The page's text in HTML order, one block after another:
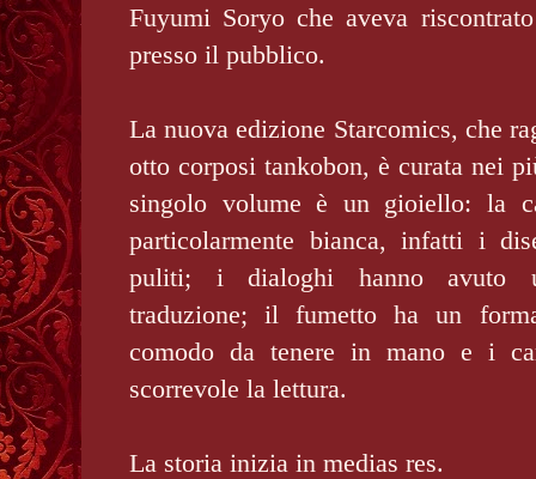
Fuyumi Soryo che aveva
presso il pubblico.
La nuova edizione Starcomics, che
otto corposi tankobon, è curata nei
singolo volume è un gioiello: la
particolarmente bianca, infatti i
puliti; i dialoghi hanno avuto
traduzione; il fumetto ha un
comodo da tenere in mano e i
scorrevole la lettura.
La storia inizia in medias res.